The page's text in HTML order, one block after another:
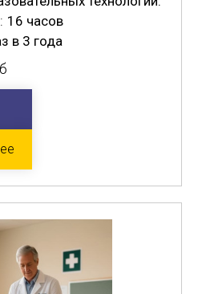
16 часов
в 3 года